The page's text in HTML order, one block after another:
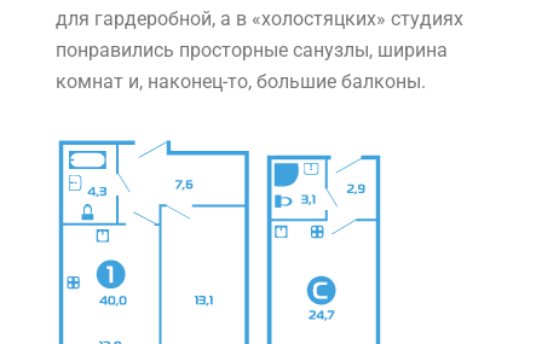
для гардеробной, а в «холостяцких» студиях
понравились просторные санузлы, ширина
комнат и, наконец-то, большие балконы.